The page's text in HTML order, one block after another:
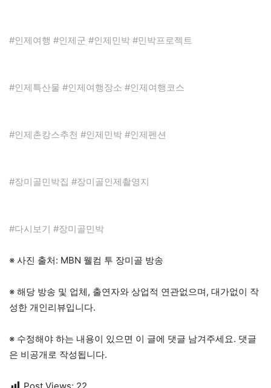
#인제여행 #인제군 #인제민박 #민박프로젝트
#인제특산물 #인제여행장소 #인제여행코스
#인제촌캉스추천 #인제민박 #인제펜션
#장미골민박집 #장미골인제촬영지
#다시보기 #장미골민박
※ 사진 출처: MBN 웰컴 투 장미골 방송
※ 해당 방송 및 업체, 출연자와 상업적 연관없으며, 대가없이 작
성한 개인리뷰입니다.
※ 수정해야 하는 내용이 있으면 이 글에 댓글 남겨주세요. 댓글
은 비공개로 작성됩니다.